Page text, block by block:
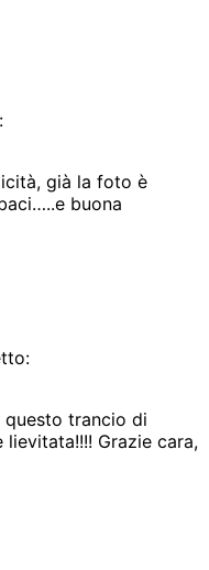
già la foto è
buona
questo trancio di
Grazie cara,